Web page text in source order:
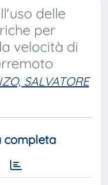
delle
per
velocità di
SALVATORE
completa